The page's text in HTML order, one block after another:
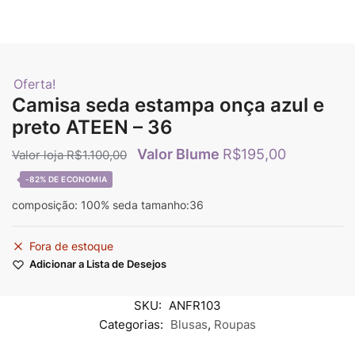
Oferta!
Camisa seda estampa onça azul e
preto ATEEN – 36
R$1.100,00 R$195,00
-82%
composição: 100% seda tamanho:36
Fora de estoque
Adicionar a Lista de Desejos
SKU: ANFR103
Categorias: Blusas, Roupas